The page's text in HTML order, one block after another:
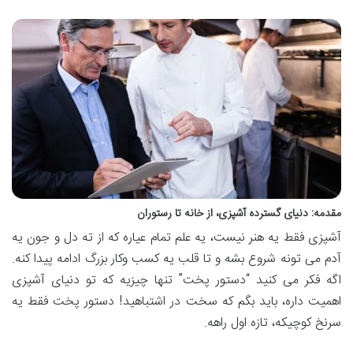
مقدمه: دنیای گسترده آشپزی، از خانه تا رستوران
آشپزی فقط یه هنر نیست، یه علم تمام عیاره که از ته دل و جون یه
آدم می تونه شروع بشه و تا قلب یه کسب وکار بزرگ ادامه پیدا کنه.
اگه فکر می کنید “دستور پخت” تنها چیزیه که تو دنیای آشپزی
اهمیت داره، باید بگم که سخت در اشتباهید! دستور پخت فقط یه
سرنخ کوچیکه، تازه اول راهه.